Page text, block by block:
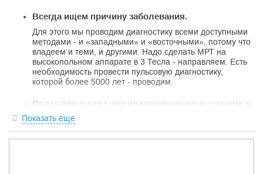
Всегда ищем причину заболевания.
Для этого мы проводим диагностику всеми доступными
методами - и «западными» и «восточными», потому что
владеем и теми, и другими. Надо сделать МРТ на
высокопольном аппарате в 3 Тесла - направляем. Есть
необходимость провести пульсовую диагностику,
которой более 5000 лет - проводим.
Подходим к каждому индивидуально и стараемся
начиналось заболевание, сопутствующих состояний, и
Показать еще